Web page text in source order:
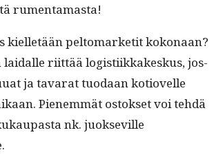
rumentamasta!
kiel­letään pel­tomar­ketit kokon­aan?
laidalle riit­tää logis­ti­ikkakeskus, jos­
ja tavarat tuo­daan kotiovelle
Pienem­mät ostok­set voi tehdä
nk. juok­seville